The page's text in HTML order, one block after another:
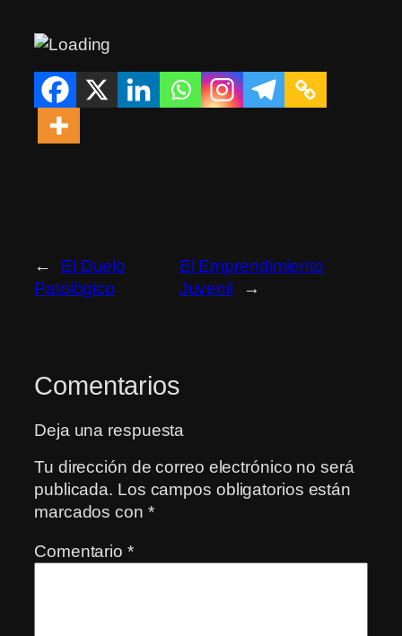
←
El Duelo
Patológico
El Emprendimiento
Juvenil
→
Comentarios
Deja una respuesta
Tu dirección de correo electrónico no será
publicada. Los campos obligatorios están
marcados con *
Comentario *